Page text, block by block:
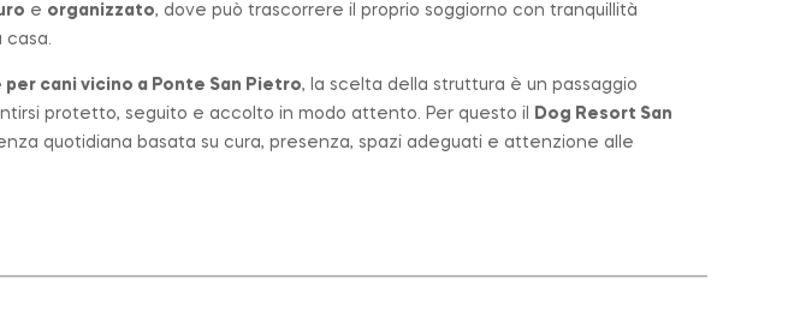
e organizzato, dove può trascorrere il proprio soggiorno con tranquillità
per cani vicino a Ponte San Pietro, la scelta della struttura è un passaggio
protetto, seguito e accolto in modo attento. Per questo il
Dog Resort San
quotidiana basata su cura, presenza, spazi adeguati e attenzione alle